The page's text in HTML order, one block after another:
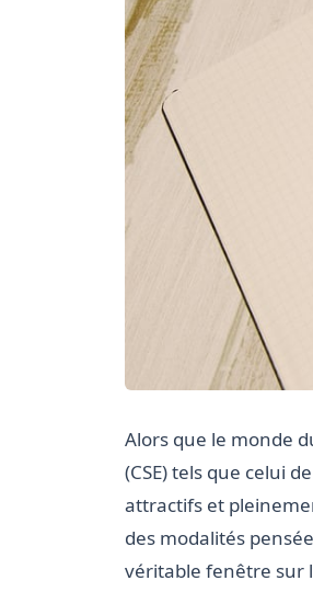
Alors que le monde
(CSE) tels que celui
attractifs et
des modalités
véritable fenêtre sur